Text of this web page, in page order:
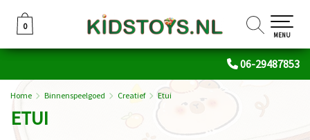
06-29487853
0
0
MENU
Home Binnenspeelgoed Creatief Etui
ETUI